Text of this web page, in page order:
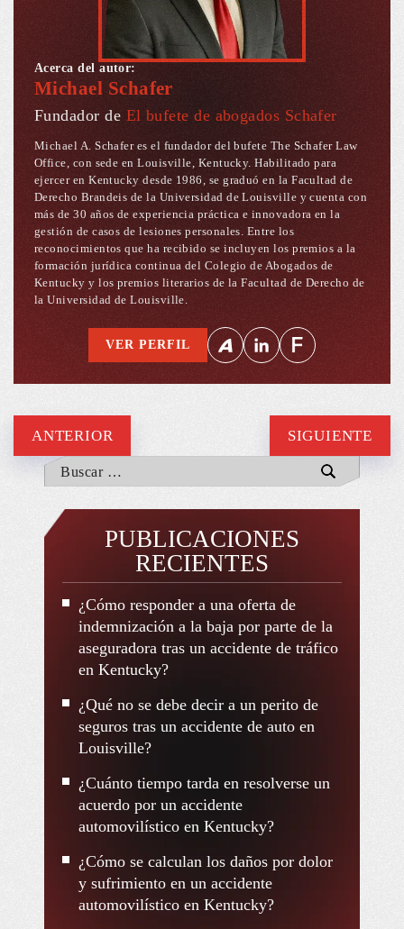
Acerca del autor:
Michael Schafer
Fundador de El bufete de abogados Schafer
Michael A. Schafer es el fundador del bufete The Schafer Law
Office, con sede en Louisville, Kentucky. Habilitado para
ejercer en Kentucky desde 1986, se graduó en la Facultad de
Derecho Brandeis de la Universidad de Louisville y cuenta con
más de 30 años de experiencia práctica e innovadora en la
gestión de casos de lesiones personales. Entre los
reconocimientos que ha recibido se incluyen los premios a la
formación jurídica continua del Colegio de Abogados de
Kentucky y los premios literarios de la Facultad de Derecho de
la Universidad de Louisville.
VER PERFIL
ANTERIOR SIGUIENTE
PUBLICACIONES
RECIENTES
¿Cómo responder a una oferta de
indemnización a la baja por parte de la
aseguradora tras un accidente de tráfico
en Kentucky?
¿Qué no se debe decir a un perito de
seguros tras un accidente de auto en
Louisville?
¿Cuánto tiempo tarda en resolverse un
acuerdo por un accidente
automovilístico en Kentucky?
¿Cómo se calculan los daños por dolor
y sufrimiento en un accidente
automovilístico en Kentucky?